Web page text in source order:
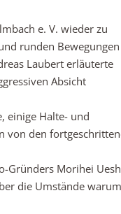
e. V. wieder zu
runden Bewegungen
Laubert erläuterte
Absicht
einige Halte- und
von den
Gründers Morihei
die Umstände warum